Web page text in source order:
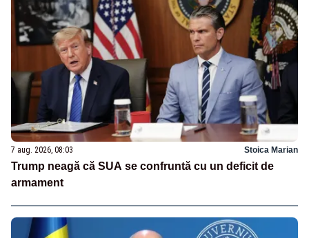
7 aug. 2026, 08:03 Stoica Marian
Trump neagă că SUA se confruntă cu un deficit de
armament